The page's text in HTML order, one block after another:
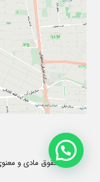
کلیه حقوق مادی و